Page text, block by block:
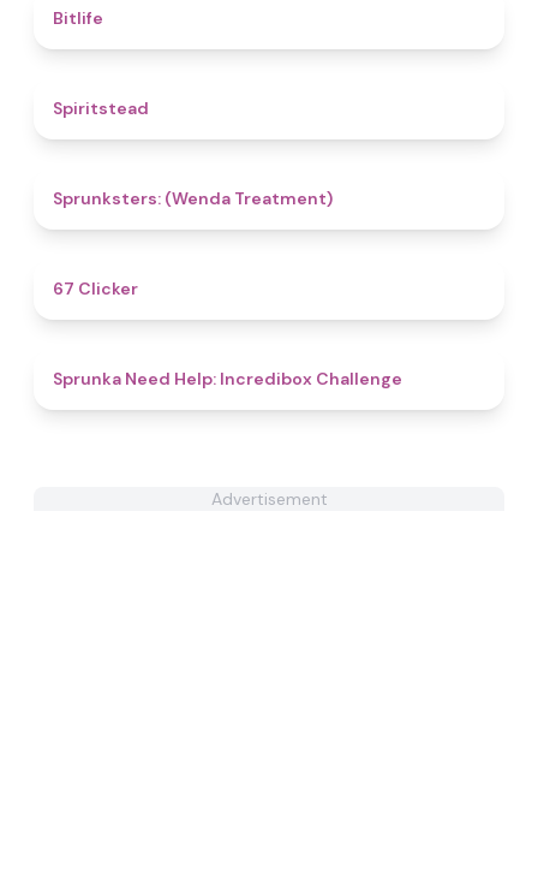
Bitlife
Spiritstead
Sprunksters: (Wenda Treatment)
67 Clicker
Sprunka Need Help: Incredibox Challenge
Advertisement